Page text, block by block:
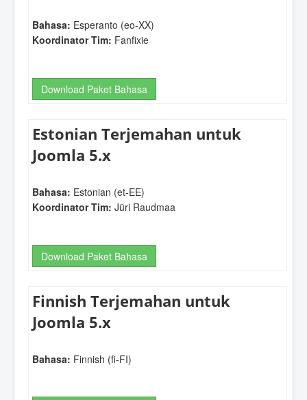
Bahasa: Esperanto (eo-XX)
Koordinator Tim: Fanfixie
Download Paket Bahasa
Estonian Terjemahan untuk
Joomla 5.x
Bahasa: Estonian (et-EE)
Koordinator Tim: Jüri Raudmaa
Download Paket Bahasa
Finnish Terjemahan untuk
Joomla 5.x
Bahasa: Finnish (fi-FI)